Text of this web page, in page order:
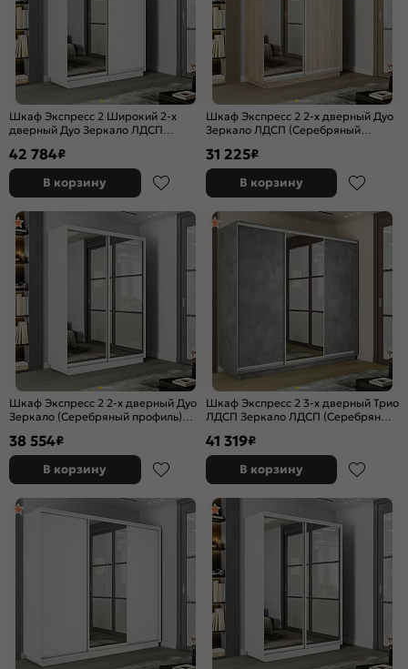
Шкаф Экспресс 2 Широкий 2-х
дверный Дуо Зеркало ЛДСП
1800*2400*450
42 784₽
В корзину
Шкаф Экспресс 2 2-х дверный Дуо
Зеркало ЛДСП (Серебряный
1200x2400x450
31 225₽
В корзину
Шкаф Экспресс 2 2-х дверный Дуо
Зеркало (Серебряный профиль)
38 554₽
В корзину
Шкаф Экспресс 2 3-х дверный Трио
ЛДСП Зеркало ЛДСП (Серебряный
41 319₽
В корзину